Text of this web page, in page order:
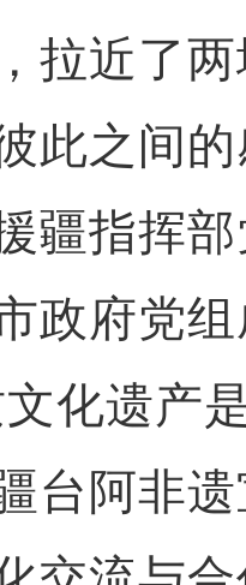
拉近了
此之间
指挥部
政府党
化遗产
台阿非